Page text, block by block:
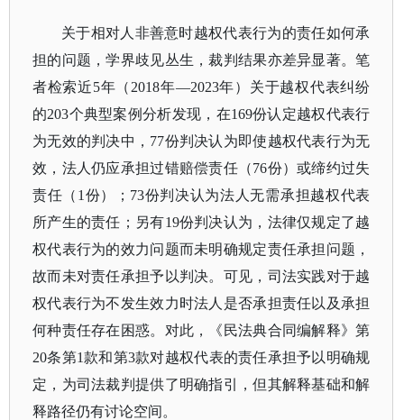
关于相对人非善意时越权代表行为的责任如何承
担的问题，学界歧见丛生，裁判结果亦差异显著。笔
者检索近5年（2018年—2023年）关于越权代表纠纷
的203个典型案例分析发现，在169份认定越权代表行
为无效的判决中，77份判决认为即使越权代表行为无
效，法人仍应承担过错赔偿责任（76份）或缔约过失
责任（1份）；73份判决认为法人无需承担越权代表
所产生的责任；另有19份判决认为，法律仅规定了越
权代表行为的效力问题而未明确规定责任承担问题，
故而未对责任承担予以判决。可见，司法实践对于越
权代表行为不发生效力时法人是否承担责任以及承担
何种责任存在困惑。对此，《民法典合同编解释》第
20条第1款和第3款对越权代表的责任承担予以明确规
定，为司法裁判提供了明确指引，但其解释基础和解
释路径仍有讨论空间。